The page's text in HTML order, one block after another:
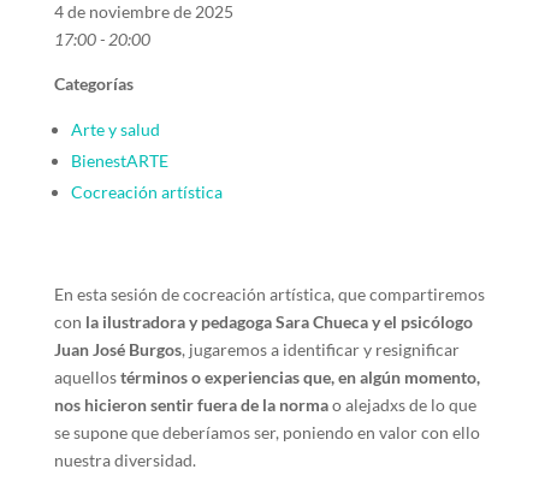
4 de noviembre de 2025
17:00 - 20:00
Categorías
Arte y salud
BienestARTE
Cocreación artística
En esta sesión de cocreación artística, que compartiremos
con la ilustradora y pedagoga Sara Chueca y el psicólogo
Juan José Burgos, jugaremos a identificar y resignificar
aquellostérminos o experiencias que, en algún momento,
nos hicieron sentir fuera de la normao alejadxs de lo que
se supone que deberíamos ser, poniendo en valor con ello
nuestra diversidad.